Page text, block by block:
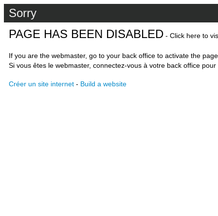
Sorry
PAGE HAS BEEN DISABLED - Click here to
If you are the webmaster, go to your back office to activate the
Si vous êtes le webmaster, connectez-vous à votre back office
Créer un site internet - Build a website